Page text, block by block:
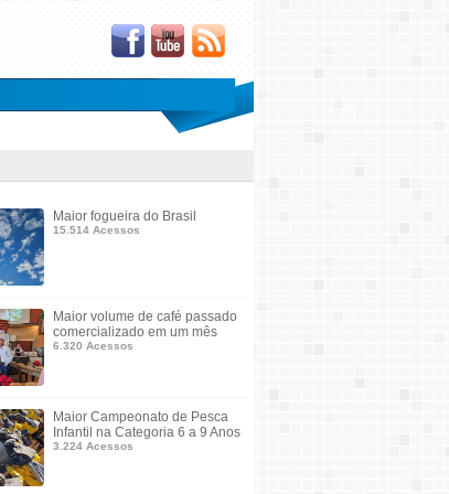
Maior fogueira do Brasil
15.514 Acessos
Maior volume de café passado
comercializado em um mês
6.320 Acessos
Maior Campeonato de Pesca
Infantil na Categoria 6 a 9 Anos
3.224 Acessos